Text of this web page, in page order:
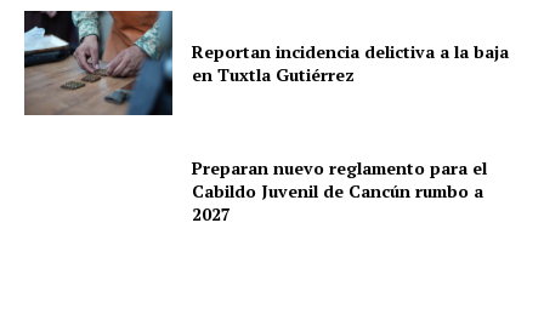
SUSCRÍBETE AHORA
Reportan incidencia delictiva a la baja
en Tuxtla Gutiérrez
Preparan nuevo reglamento para el
Cabildo Juvenil de Cancún rumbo a
2027